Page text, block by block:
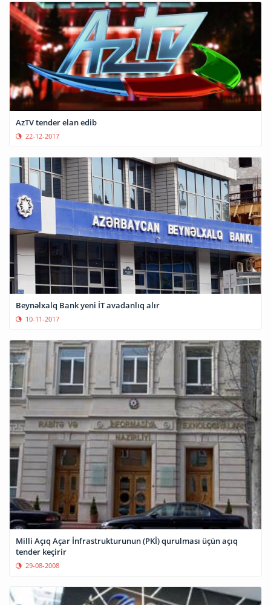
AzTV tender elan edib
22-12-2017
Beynəlxalq Bank yeni İT avadanlıq alır
10-11-2017
Milli Açıq Açar İnfrastrukturunun (PKİ) qurulması üçün açıq
tender keçirir
29-08-2008